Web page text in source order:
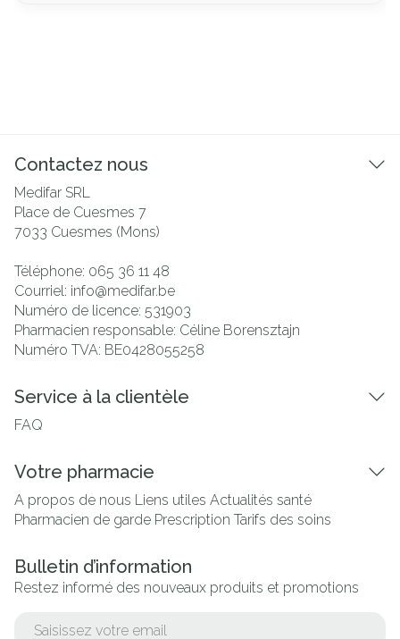
Contactez nous
Medifar SRL
Place de Cuesmes 7
7033 Cuesmes (Mons)
Téléphone: 065 36 11 48
Courriel: info@medifar.be
Numéro de licence: 531903
Pharmacien responsable: Céline Borensztajn
Numéro TVA: BE0428055258
Service à la clientèle
FAQ
Votre pharmacie
A propos de nous Liens utiles Actualités santé
Pharmacien de garde Prescription Tarifs des soins
Bulletin d’information
Restez informé des nouveaux produits et promotions